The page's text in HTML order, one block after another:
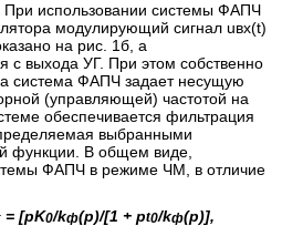
При использовании системы ФАПЧ
модулирующий сигнал uвх(t)
на рис. 1б, а
с выхода УГ. При этом собственно
система ФАПЧ задает несущую
(управляющей) частотой на
обеспечивается фильтрация
выбранными
функции. В общем виде,
ФАПЧ в режиме ЧМ, в отличие
= [pK0/kф(р)/[1 + pt0/kф(р)],